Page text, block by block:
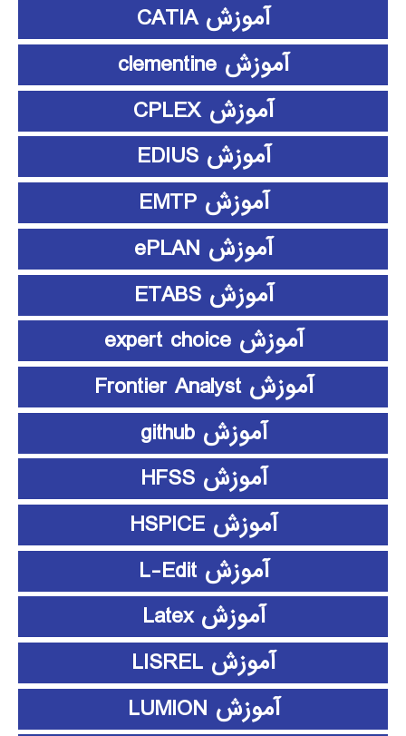
آموزش CATIA
آموزش clementine
آموزش CPLEX
آموزش EDIUS
آموزش EMTP
آموزش ePLAN
آموزش ETABS
آموزش expert choice
آموزش Frontier Analyst
آموزش github
آموزش HFSS
آموزش HSPICE
آموزش L-Edit
آموزش Latex
آموزش LISREL
آموزش LUMION